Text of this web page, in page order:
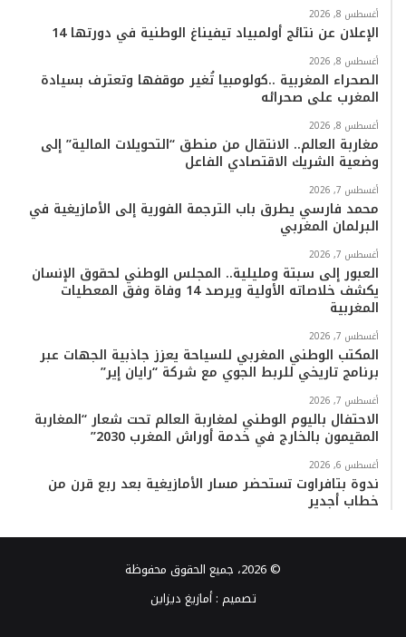
م
أغسطس 8, 2026
الإعلان عن نتائج أولمبياد تيفيناغ الوطنية في دورتها 14
أغسطس 8, 2026
الصحراء المغربية ..كولومبيا تُغير موقفها وتعترف بسيادة
المغرب على صحرائه
أغسطس 8, 2026
مغاربة العالم.. الانتقال من منطق “التحويلات المالية” إلى
وضعية الشريك الاقتصادي الفاعل
أغسطس 7, 2026
محمد فارسي يطرق باب الترجمة الفورية إلى الأمازيغية في
البرلمان المغربي
أغسطس 7, 2026
العبور إلى سبتة ومليلية.. المجلس الوطني لحقوق الإنسان
يكشف خلاصاته الأولية ويرصد 14 وفاة وفق المعطيات
المغربية
أغسطس 7, 2026
المكتب الوطني المغربي للسياحة يعزز جاذبية الجهات عبر
برنامج تاريخي للربط الجوي مع شركة “رايان إير”
أغسطس 7, 2026
الاحتفال باليوم الوطني لمغاربة العالم تحت شعار “المغاربة
المقيمون بالخارج في خدمة أوراش المغرب 2030”
أغسطس 6, 2026
ندوة بتافراوت تستحضر مسار الأمازيغية بعد ربع قرن من
خطاب أجدير
© 2026، جميع الحقوق محفوظة
تصميم :أمازيغ ديزاين